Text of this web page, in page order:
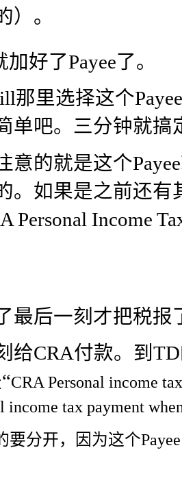
）。
好了Payee了。
那里选择这个
单吧。三分钟就搞
意的就是这个
。如果是之前还有
Personal Income
最后一刻才把税报
给CRA付款。到
CRA Personal income
income tax payment
要分开，因为这个